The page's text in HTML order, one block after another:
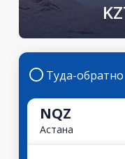
Туда-обратно
NQZ
Астана